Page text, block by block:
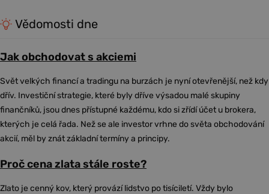
Vědomosti dne
Jak obchodovat s akciemi
Svět velkých financí a tradingu na burzách je nyní otevřenější, než kdy
dřív. Investiční strategie, které byly dříve výsadou malé skupiny
finančníků, jsou dnes přístupné každému, kdo si zřídí účet u brokera,
kterých je celá řada. Než se ale investor vrhne do světa obchodování
akcií, měl by znát základní termíny a principy.
Proč cena zlata stále roste?
Zlato je cenný kov, který provází lidstvo po tisíciletí. Vždy bylo